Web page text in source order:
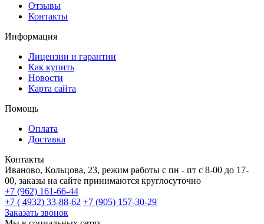
Отзывы
Контакты
Информация
Лицензии и гарантии
Как купить
Новости
Карта сайта
Помощь
Оплата
Доставка
Контакты
Иваново, Кольцова, 23, режим работы с пн - пт с 8-00 до 17-
00, заказы на сайте принимаются круглосуточно
+7 (962) 161-66-44
+7 ( 4932) 33-88-62 +7 (905) 157-30-29
Заказать звонок